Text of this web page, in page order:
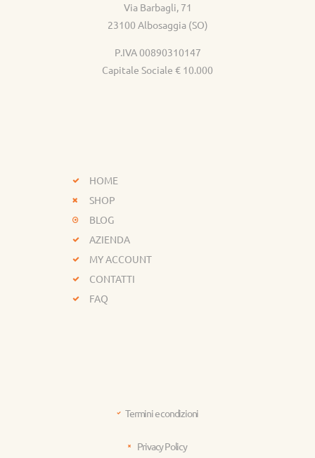
Via Barbagli, 71
23100 Albosaggia (SO)
P.IVA 00890310147
Capitale Sociale € 10.000
HOME
SHOP
BLOG
AZIENDA
MY ACCOUNT
CONTATTI
FAQ
Termini e condizioni
Privacy Policy